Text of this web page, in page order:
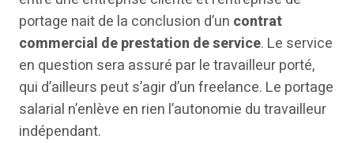
portage nait de la conclusion d’un contrat
commercial de prestation de service. Le service
en question sera assuré par le travailleur porté,
qui d’ailleurs peut s’agir d’un freelance. Le portage
salarial n’enlève en rien l’autonomie du travailleur
indépendant.